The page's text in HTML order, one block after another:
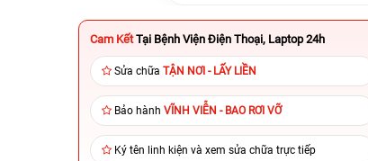
Cam Kết Tại Bệnh Viện Điện Thoại, Laptop 24h
Sửa chữa TẬN NƠI - LẤY LIỀN
Bảo hành VĨNH VIỄN - BAO RƠI VỠ
Ký tên linh kiện và xem sửa chữa trực tiếp